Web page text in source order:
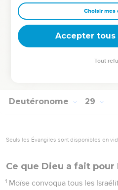
vous vendrez vous-mêmes à
et servantes, et il n'y aura
DERNIER DISCOURS
Voici les paroles de l'alliance
Deutéronome 29
Seuls les Évangiles sont disponibles en
Ce que Dieu a fait pour
1 Moïse convoqua tous les
Choisir mes
Accepter tous
Tout